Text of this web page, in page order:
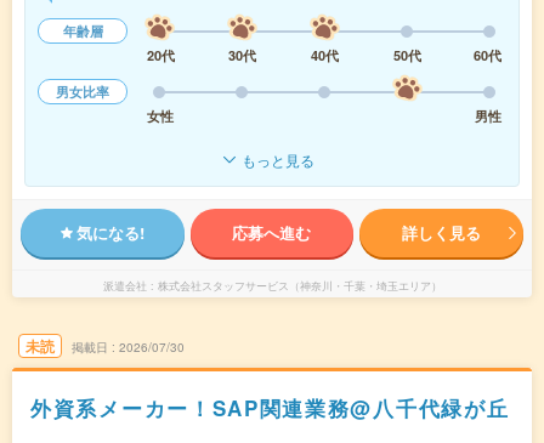
年齢層
20代
30代 40代 50代
60代
男女比率
女性
男性
もっと見る
気になる! 応募へ進む 詳しく見る
派遣会社 株式会社スタッフサービス（神奈川・千葉・埼玉エリア）
未読 掲載日 2026/07/30
外資系メーカー！SAP関連業務@八千代緑が丘